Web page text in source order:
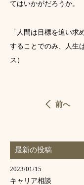
てはいかがだろうか。
「人間は目標を追い求
することでのみ、人生
ス）
前へ
最新の投稿
2023/01/15
キャリア相談